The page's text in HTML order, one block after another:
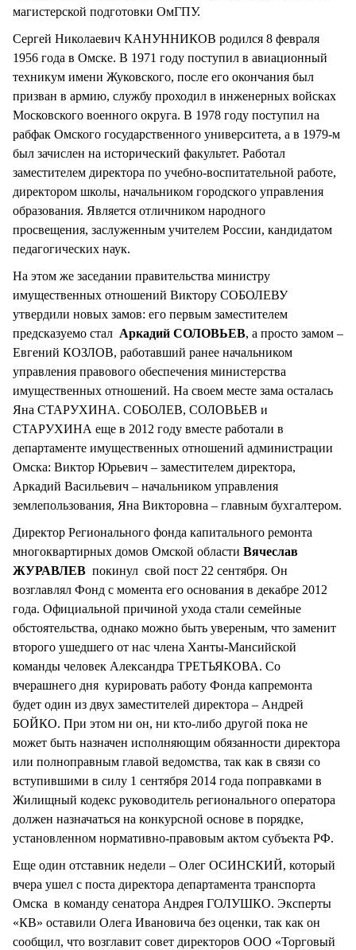
магистерской подготовки ОмГПУ.
Сергей Николаевич КАНУННИКОВ родился 8 февраля
1956 года в Омске. В 1971 году поступил в авиационный
техникум имени Жуковского, после его окончания был
призван в армию, службу проходил в инженерных войсках
Московского военного округа. В 1978 году поступил на
рабфак Омского государственного университета, а в 1979-м
был зачислен на исторический факультет. Работал
заместителем директора по учебно-воспитательной работе,
директором школы, начальником городского управления
образования. Является отличником народного
просвещения, заслуженным учителем России, кандидатом
педагогических наук.
На этом же заседании правительства министру
имущественных отношений Виктору СОБОЛЕВУ
утвердили новых замов: его первым заместителем
предсказуемо стал Аркадий СОЛОВЬЕВ, а просто замом –
Евгений КОЗЛОВ, работавший ранее начальником
управления правового обеспечения министерства
имущественных отношений. На своем месте зама осталась
Яна СТАРУХИНА. СОБОЛЕВ, СОЛОВЬЕВ и
СТАРУХИНА еще в 2012 году вместе работали в
департаменте имущественных отношений администрации
Омска: Виктор Юрьевич – заместителем директора,
Аркадий Васильевич – начальником управления
землепользования, Яна Викторовна – главным бухгалтером.
Директор Регионального фонда капитального ремонта
многоквартирных домов Омской области Вячеслав
ЖУРАВЛЕВ покинул свой пост 22 сентября. Он
возглавлял Фонд с момента его основания в декабре 2012
года. Официальной причиной ухода стали семейные
обстоятельства, однако можно быть увереным, что заменит
второго ушедшего от нас члена Ханты-Мансийской
команды человек Александра ТРЕТЬЯКОВА. Со
вчерашнего дня курировать работу Фонда капремонта
будет один из двух заместителей директора – Андрей
БОЙКО. При этом ни он, ни кто-либо другой пока не
может быть назначен исполняющим обязанности директора
или полноправным главой ведомства, так как в связи со
вступившими в силу 1 сентября 2014 года поправками в
Жилищный кодекс руководитель регионального оператора
должен назначаться на конкурсной основе в порядке,
установленном нормативно-правовым актом субъекта РФ.
Еще один отставник недели – Олег ОСИНСКИЙ, который
вчера ушел с поста директора департамента транспорта
Омска в команду сенатора Андрея ГОЛУШКО. Эксперты
«КВ» оставили Олега Ивановича без оценки, так как он
сообщил, что возглавит совет директоров ООО «Торговый